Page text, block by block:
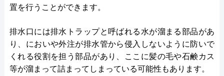
置を行うことができます。
排水口には排水トラップと呼ばれる水が溜まる部品があ
り、においや外注が排水管から侵入しないように防いで
くれる役割を担う部品があり、ここに髪の毛や石鹸カス
等が溜まって詰まってしまっている可能性もあります。